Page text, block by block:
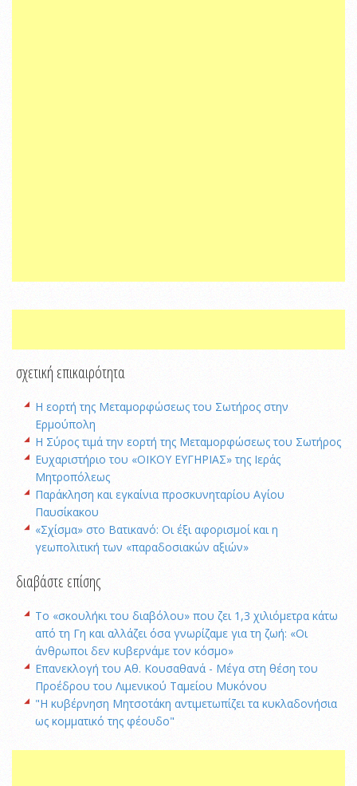
σχετική επικαιρότητα
Η εορτή της Μεταμορφώσεως του Σωτήρος στην
Ερμούπολη
Η Σύρος τιμά την εορτή της Μεταμορφώσεως του Σωτήρος
Ευχαριστήριο του «ΟΙΚΟΥ ΕΥΓΗΡΙΑΣ» της Ιεράς
Μητροπόλεως
Παράκληση και εγκαίνια προσκυνηταρίου Αγίου
Παυσίκακου
«Σχίσμα» στο Βατικανό: Οι έξι αφορισμοί και η
γεωπολιτική των «παραδοσιακών αξιών»
διαβάστε επίσης
Το «σκουλήκι του διαβόλου» που ζει 1,3 χιλιόμετρα κάτω
από τη Γη και αλλάζει όσα γνωρίζαμε για τη ζωή: «Οι
άνθρωποι δεν κυβερνάμε τον κόσμο»
Επανεκλογή του Αθ. Κουσαθανά - Μέγα στη θέση του
Προέδρου του Λιμενικού Ταμείου Μυκόνου
"Η κυβέρνηση Μητσοτάκη αντιμετωπίζει τα κυκλαδονήσια
ως κομματικό της φέουδο"